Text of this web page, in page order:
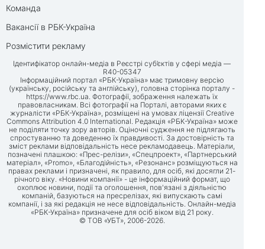
Команда
Вакансії в РБК-Україна
Розмістити рекламу
Ідентифікатор онлайн-медіа в Реєстрі суб’єктів у сфері медіа —
R40-05347
Інформаційний портал «РБК-Україна» має тримовну версію
(українську, російську та англійську), головна сторінка порталу -
https://www.rbc.ua. Фотографії, зображення належать їх
правовласникам. Всі фотографії на Порталі, авторами яких є
журналісти «РБК-Україна», розміщені на умовах ліцензії Creative
Commons Attribution 4.0 International. Редакція «РБК-Україна» може
не поділяти точку зору авторів. Оціночні судження не підлягають
спростуванню та доведенню їх правдивості. За достовірність та
зміст реклами відповідальність несе рекламодавець. Матеріали,
позначені плашкою: «Прес-релізи», «Спецпроект», «Партнерський
матеріал», «Promo», «Благодійність», «Резонанс» розміщуються на
правах реклами і призначені, як правило, для осіб, які досягли 21-
річного віку. «Новини компанії» - це інформаційний формат, що
охоплює новини, події та оголошення, пов'язані з діяльністю
компаній, базуються на пресрелізах, які випускають самі
компанії, і за які редакція не несе відповідальність. Онлайн-медіа
«РБК-Україна» призначене для осіб віком від 21 року.
© ТОВ «УБТ», 2006-2026.